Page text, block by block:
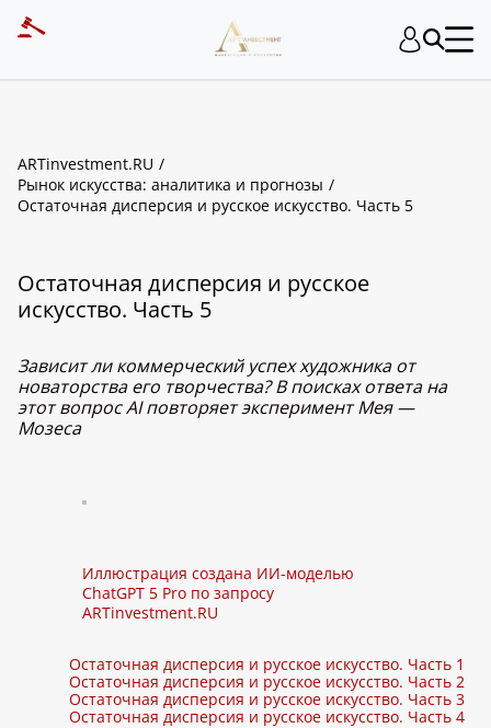
ARTinvestment.RU
Рынок искусства: аналитика и прогнозы
Остаточная дисперсия и русское искусство. Часть 5
Остаточная дисперсия и русское
искусство. Часть 5
Зависит ли коммерческий успех художника от
новаторства его творчества? В поисках ответа на
этот вопрос AI повторяет эксперимент Мея —
Мозеса
Иллюстрация создана ИИ-моделью
ChatGPT 5 Pro по запросу
ARTinvestment.RU
Остаточная дисперсия и русское искусство. Часть 1
Остаточная дисперсия и русское искусство. Часть 2
Остаточная дисперсия и русское искусство. Часть 3
Остаточная дисперсия и русское искусство. Часть 4